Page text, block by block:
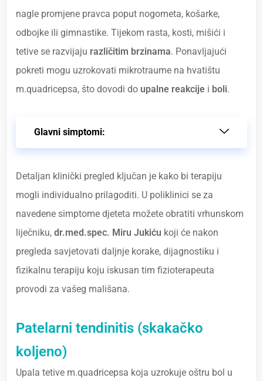
nagle promjene pravca poput nogometa, košarke,
odbojke ili gimnastike. Tijekom rasta, kosti, mišići i
tetive se razvijaju različitim brzinama. Ponavljajući
pokreti mogu uzrokovati mikrotraume na hvatištu
m.quadricepsa, što dovodi do upalne reakcije i boli.
Glavni simptomi:
Detaljan klinički pregled ključan je kako bi terapiju
mogli individualno prilagoditi. U poliklinici se za
navedene simptome djeteta možete obratiti vrhunskom
liječniku, dr.med.spec. Miru Jukiću koji će nakon
pregleda savjetovati daljnje korake, dijagnostiku i
fizikalnu terapiju koju iskusan tim fizioterapeuta
provodi za vašeg mališana.
Patelarni tendinitis (skakačko
koljeno)
Upala tetive m.quadricepsa koja uzrokuje oštru bol u